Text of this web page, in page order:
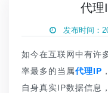
代理
发布时间：
如今在互联网中有许
率最多的当属代理IP
自身真实IP数据信息